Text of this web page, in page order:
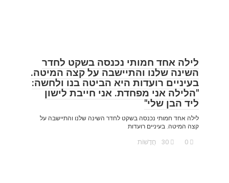
לילה אחד חמותי נכנסה בשקט לחדר
השינה שלנו והתיישבה על קצה המיטה.
בעיניים רועדות היא הביטה בנו ולחשה:
"הלילה אני מפחדת. אני חייבת לישון
ליד הבן שלי"
לילה אחד חמותי נכנסה בשקט לחדר השינה שלנו והתיישבה על
קצה המיטה. בעיניים רועדות
חֲדָשׁוֹת 0
30